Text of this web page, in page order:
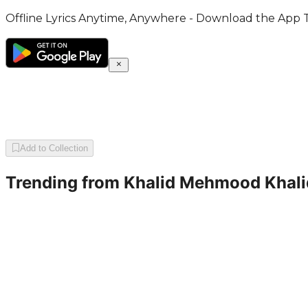
Offline Lyrics Anytime, Anywhere - Download the App
Add to Collection
Trending from Khalid Mehmood